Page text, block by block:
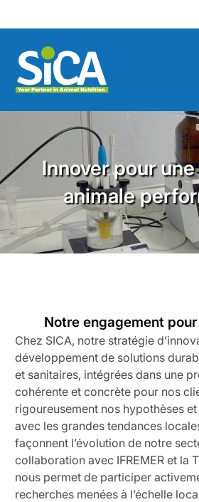
Innover pour
animale
Notre engagement
Chez SICA, notre stratégie
développement de solutions
et sanitaires, intégrées dans une
cohérente et concrète pour nos
rigoureusement nos hypothèses
avec les grandes tendances
façonnent l’évolution de notre
collaboration avec IFREMER et la
nous permet de participer
recherches menées à l’échelle